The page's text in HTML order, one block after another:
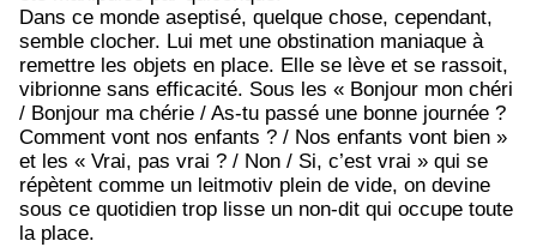
Dans ce monde aseptisé, quelque chose, cependant,
semble clocher. Lui met une obstination maniaque à
remettre les objets en place. Elle se lève et se rassoit,
vibrionne sans efficacité. Sous les « Bonjour mon chéri
/ Bonjour ma chérie / As-tu passé une bonne journée ?
Comment vont nos enfants ? / Nos enfants vont bien »
et les « Vrai, pas vrai ? / Non / Si, c’est vrai » qui se
répètent comme un leitmotiv plein de vide, on devine
sous ce quotidien trop lisse un non-dit qui occupe toute
la place.